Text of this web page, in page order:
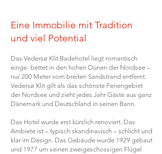
Eine Immobilie mit Tradition
und viel Potential
Das Vedersø Klit Badehotel liegt romantisch
einge- bettet in den hohen Dünen der Nordsee –
nur 200 Meter vom breiten Sandstrand entfernt.
Vedersø Klit gilt als das schönste Feriengebiet
der Nordsee und zieht jedes Jahr Gäste aus ganz
Dänemark und Deutschland in seinen Bann.
Das Hotel wurde erst kürzlich renoviert. Das
Ambiete ist – typisch skandinavisch – schlicht und
klar im Design. Das Gebäude wurde 1929 gebaut
und 1977 um seinen zweigeschossigen Flügel